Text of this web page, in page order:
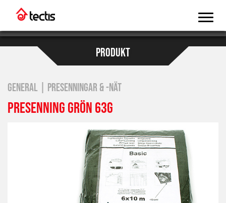
PRODUKT
GENERAL | PRESENNINGAR & -NÄT
PRESENNING GRÖN 63G